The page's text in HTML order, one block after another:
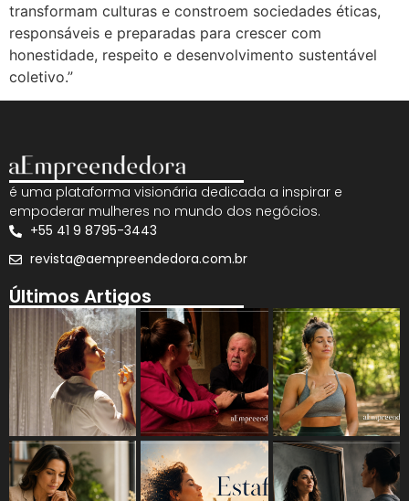
transformam culturas e constroem sociedades éticas,
responsáveis e preparadas para crescer com
honestidade, respeito e desenvolvimento sustentável
coletivo.”
é uma plataforma visionária dedicada a inspirar e
empoderar mulheres no mundo dos negócios.
+55 41 9 8795-3443
revista@aempreendedora.com.br
Últimos Artigos